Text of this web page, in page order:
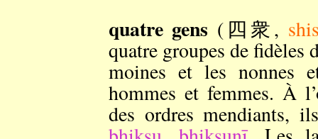
quatre gens (四衆,
quatre groupes de fidèles
moines et les nonnes
hommes et femmes. À
des ordres mendiants,